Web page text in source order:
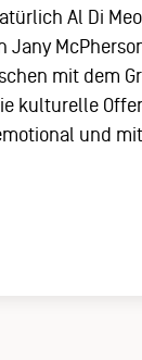
Al Di
mit dem
kulturelle
und